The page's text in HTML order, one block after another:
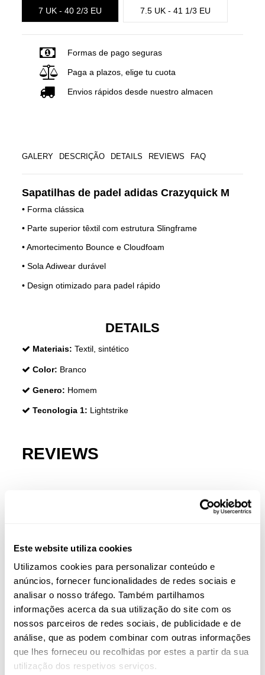
Este website utiliza cookies
Utilizamos cookies para personalizar conteúdo e
anúncios, fornecer funcionalidades de redes sociais e
analisar o nosso tráfego. Também partilhamos
informações acerca da sua utilização do site com os
nossos parceiros de redes sociais, de publicidade e de
análise, que as podem combinar com outras informações
que lhes forneceu ou recolhidas por estes a partir da sua
utilização dos respetivos serviços.
7 UK - 40 2/3 EU 7.5 UK - 41 1/3 EU
Formas de pago seguras
Paga a plazos, elige tu cuota
Envios rápidos desde nuestro almacen
GALERY DESCRIÇÃO DETAILS REVIEWS FAQ
Sapatilhas de padel adidas Crazyquick M
• Forma clássica
• Parte superior têxtil com estrutura Slingframe
• Amortecimento Bounce e Cloudfoam
• Sola Adiwear durável
• Design otimizado para padel rápido
DETAILS
Materiais: Textil, sintético
Color: Branco
Genero: Homem
Tecnologia 1: Lightstrike
REVIEWS